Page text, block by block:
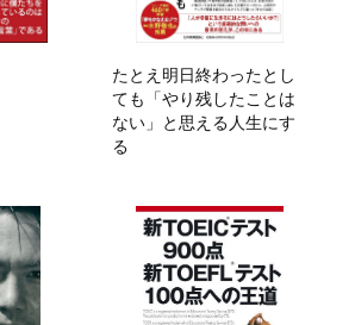
たとえ明日終わったとし
ても「やり残したことは
ない」と思える人生にす
る